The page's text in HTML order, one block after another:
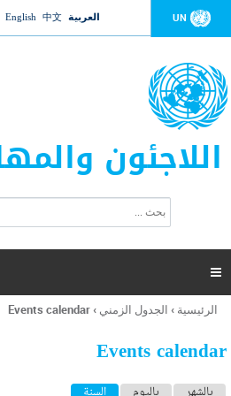
to navigation UN العربية 中文
English
اللاجئون
ت
ر
ل
ح
ب

أنت
هنا
الرئيسية › الجدول الزمني ›
Events calendar
Events calendar